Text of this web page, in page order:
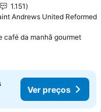
1.151
Andrews United Reformed
café da manhã gourmetVer
Ver preços